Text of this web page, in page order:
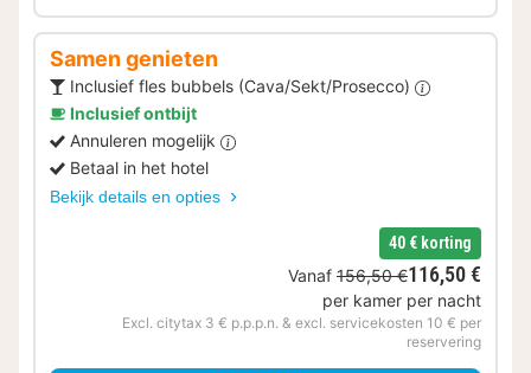
Samen genieten
Inclusief fles bubbels (Cava/Sekt/Prosecco)
Inclusief ontbijt
Annuleren mogelijk
Betaal in het hotel
Bekijk details en opties
40 € korting
Vanaf 156,50 €116,50 €
per kamer per nacht
Excl. citytax 3 € p.p.p.n. & excl. servicekosten 10 € per
reservering